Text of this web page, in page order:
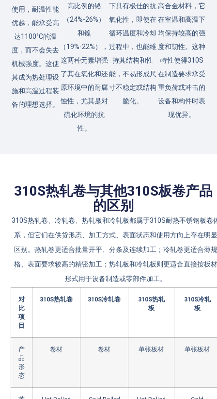
使用，耐温性能
优越，能承受高
达1100°C的温
度，而不会失去
机械强度。这使
其成为热处理设
施和高温过程装
备的理想选择。
高比例的铬
（24%-26%）
和镍
（19%-22%），
这两种元素增强
了其在氧化和还
原环境中的耐腐
蚀性，尤其是对
硫化环境的抗
性。
下具有极佳的抗
氧化性，即使在
循环温度和冷却
过程中，也能维
持其结构和性
能，不易形成尺
寸不稳定或结构
脆化。
高合金材料，它
在室温和高温下
均保持较高的强
度和韧性。这种
特性使得310S
在制造要求承受
重负荷或冲击的
设备和构件时表
现优异。
310S热轧卷与其他310S板卷产品
的区别
310S热轧卷、冷轧卷、热轧板和冷轧板都属于310S耐热不锈钢板卷
系，但它们在供货形态、加工方式、表面状态和使用方向上存在明显
区别。热轧卷更适合批量开平、分条及连续加工；冷轧卷更适合薄规
格、表面要求较高的精密加工；热轧板和冷轧板则更适合直接按板材
形式用于设备制造或零部件加工。
对
比
项
目
310S热轧卷 310S冷轧卷
310S热轧
板
310S冷轧
板
产
品
形
态
卷材 卷材 单张板材 单张板材